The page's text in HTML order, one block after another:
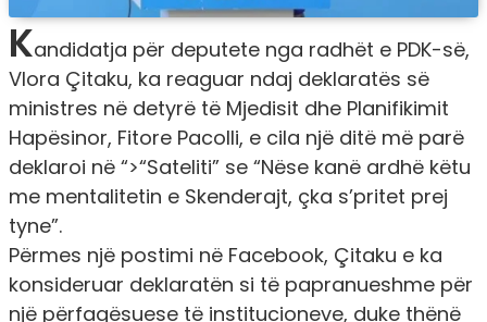
Kandidatja për deputete nga radhët e PDK-së,
Vlora Çitaku, ka reaguar ndaj deklaratës së
ministres në detyrë të Mjedisit dhe Planifikimit
Hapësinor, Fitore Pacolli, e cila një ditë më parë
deklaroi në “>“Sateliti” se “Nëse kanë ardhë këtu
me mentalitetin e Skenderajt, çka s’pritet prej
tyne”.
Përmes një postimi në Facebook, Çitaku e ka
konsideruar deklaratën si të papranueshme për
një përfaqësuese të institucioneve, duke thënë